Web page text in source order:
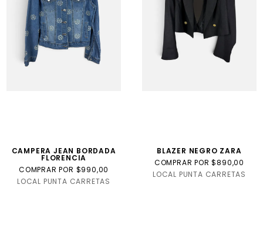
CAMPERA JEAN BORDADA
FLORENCIA
COMPRAR POR $990,00
LOCAL PUNTA CARRETAS
BLAZER NEGRO ZARA
COMPRAR POR $890,00
LOCAL PUNTA CARRETAS